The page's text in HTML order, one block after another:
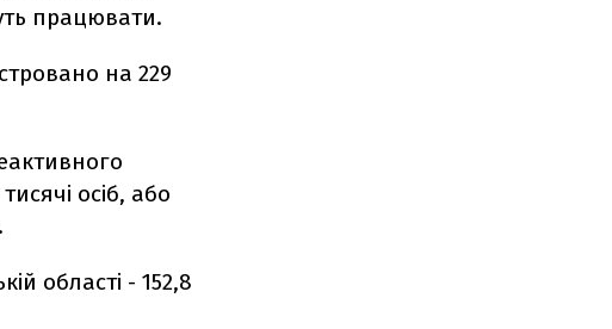
працювати.
на 229
осіб, або
області - 152,8